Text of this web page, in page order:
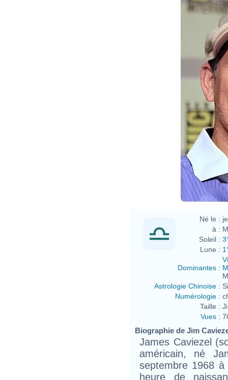
Né le :
à :
Soleil :
Lune :
Dominantes :
Astrologie Chinoise :
Numérologie :
Taille :
Vues :
Biographie de Jim
James Caviezel
américain, né
septembre 1968
heure de